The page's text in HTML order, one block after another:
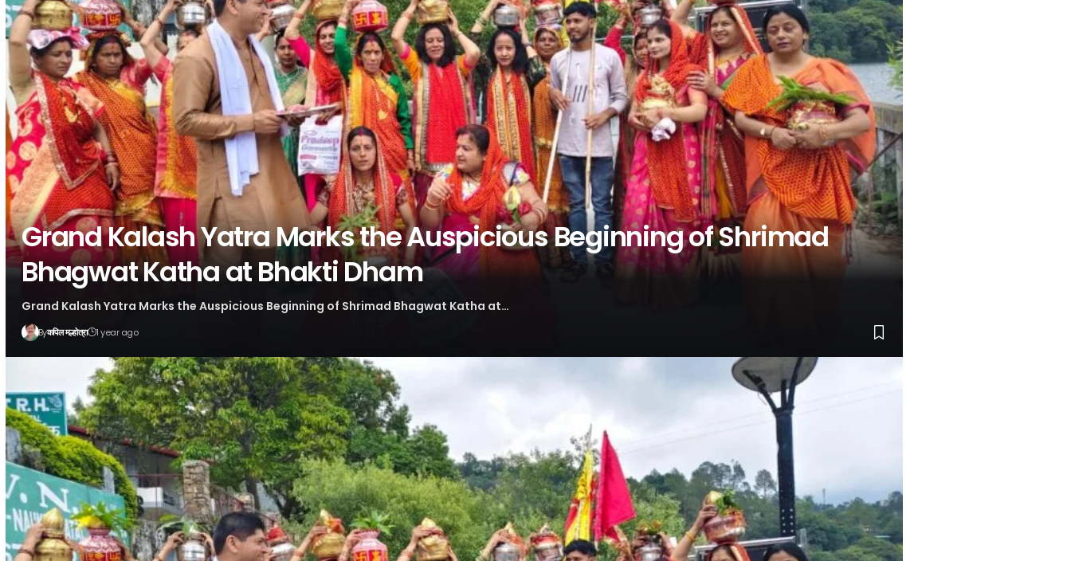
Grand Kalash Yatra Marks the Auspicious Beginning of Shrimad
Bhagwat Katha at Bhakti Dham
Grand Kalash Yatra Marks the Auspicious Beginning of Shrimad Bhagwat Katha at…
Byकपिल मल्होत्रा 1 year ago